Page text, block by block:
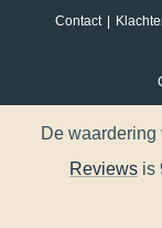
Contact
De
Reviews is